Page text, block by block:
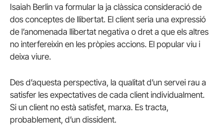
Isaiah Berlin va formular la ja clàssica consideració de
dos conceptes de llibertat. El client seria una expressió
de l’anomenada llibertat negativa o dret a que els altres
no interfereixin en les pròpies accions. El popular viu i
deixa viure.
Des d’aquesta perspectiva, la qualitat d’un servei rau a
satisfer les expectatives de cada client individualment.
Si un client no està satisfet, marxa. Es tracta,
probablement, d’un dissident.